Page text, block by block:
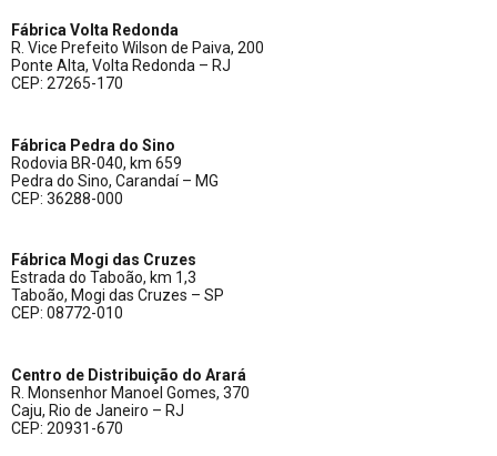
Fábrica Volta Redonda
R. Vice Prefeito Wilson de Paiva, 200
Ponte Alta, Volta Redonda – RJ
CEP: 27265-170
Fábrica Pedra do Sino
Rodovia BR-040, km 659
Pedra do Sino, Carandaí – MG
CEP: 36288-000
Fábrica Mogi das Cruzes
Estrada do Taboão, km 1,3
Taboão, Mogi das Cruzes – SP
CEP: 08772-010
Centro de Distribuição do Arará
R. Monsenhor Manoel Gomes, 370
Caju, Rio de Janeiro – RJ
CEP: 20931-670